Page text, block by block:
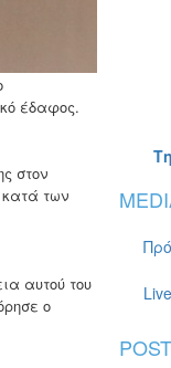
έδαφος.
στον
κατά των
αυτού του
ο